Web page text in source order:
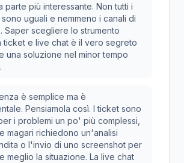
parte più interessante. Non tutti i
uguali e nemmeno i canali di
Saper scegliere lo strumento
ticket e live chat è il vero segreto
una soluzione nel minor tempo
è semplice ma è
Pensiamola così. I ticket sono
i problemi un po' più complessi,
magari richiedono un'analisi
o l'invio di uno screenshot per
meglio la situazione. La live chat